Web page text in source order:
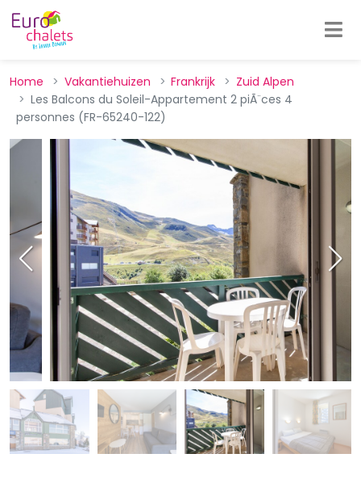
Home Vakantiehuizen Frankrijk
Zuid Alpen
Les Balcons du Soleil-Appartement 2 piÃ¨ces 4
personnes (FR-65240-122)